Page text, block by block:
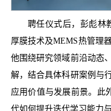
聘任仪式后，彭彪林
厚膜技术及MEMS热管理
他围绕研究领域前沿动态
解，结合具体科研案例与
应用价值与发展前景。此
代如何提升迭代学习能力